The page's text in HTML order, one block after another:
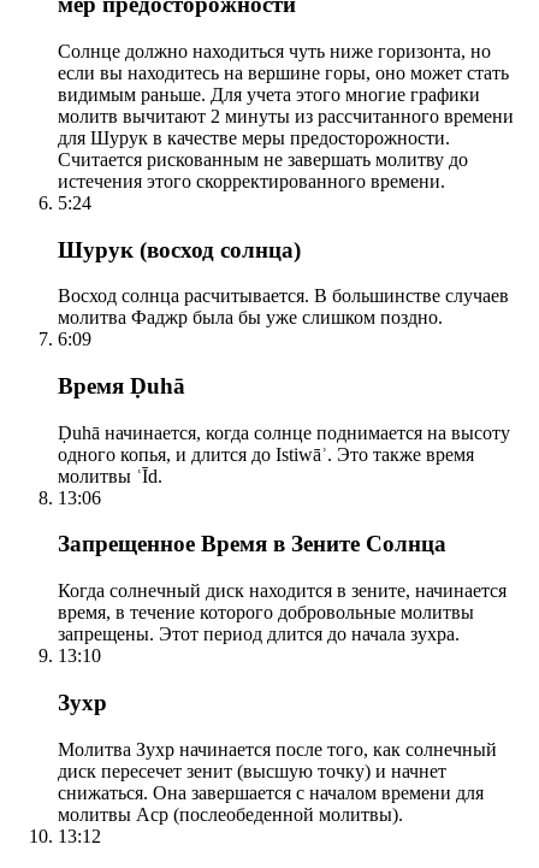
Солнце должно находиться чуть ниже горизонта, но
если вы находитесь на вершине горы, оно может стать
видимым раньше. Для учета этого многие графики
молитв вычитают 2 минуты из рассчитанного времени
для Шурук в качестве меры предосторожности.
Считается рискованным не завершать молитву до
истечения этого скорректированного времени.
5:24
Шурук (восход солнца)
Восход солнца расчитывается. В большинстве случаев
молитва Фаджр была бы уже слишком поздно.
6:09
Время Ḍuhā
Ḍuhā начинается, когда солнце поднимается на высоту
одного копья, и длится до Istiwāʾ. Это также время
молитвы ʿĪd.
13:06
Запрещенное Время в Зените Солнца
Когда солнечный диск находится в зените, начинается
время, в течение которого добровольные молитвы
запрещены. Этот период длится до начала зухра.
13:10
Зухр
Молитва Зухр начинается после того, как солнечный
диск пересечет зенит (высшую точку) и начнет
снижаться. Она завершается с началом времени для
молитвы Аср (послеобеденной молитвы).
13:12